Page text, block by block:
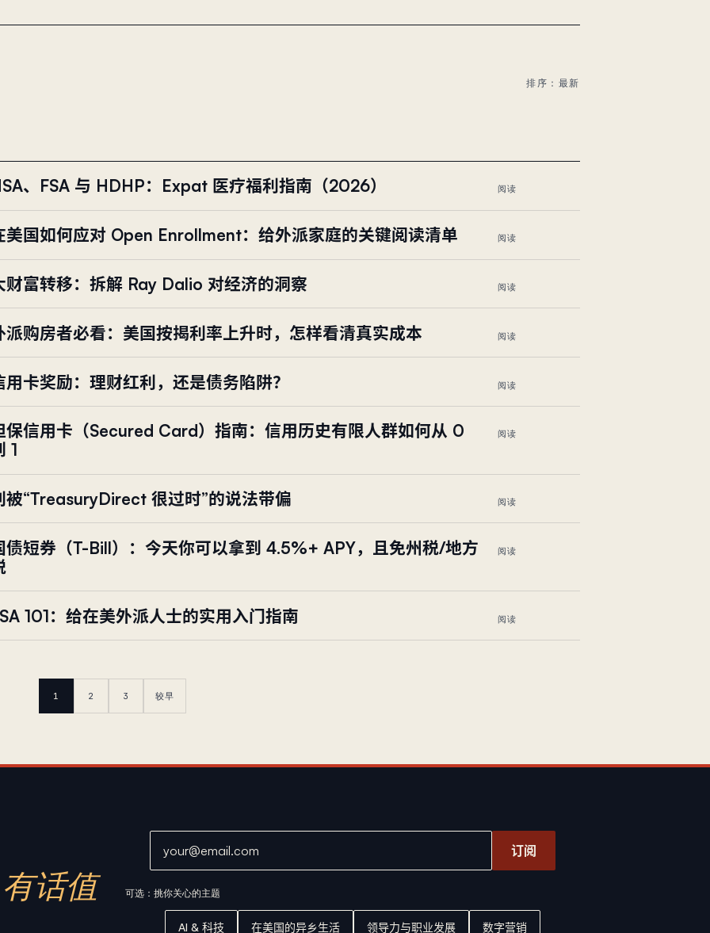
排序：最新
、FSA 与 HDHP：Expat 医疗福利指南（2026） 阅读
美国如何应对 Open Enrollment：给外派家庭的关键阅读清单 阅读
财富转移：拆解 Ray Dalio 对经济的洞察 阅读
派购房者必看：美国按揭利率上升时，怎样看清真实成本 阅读
用卡奖励：理财红利，还是债务陷阱？ 阅读
保信用卡（Secured Card）指南：信用历史有限人群如何从 0
1
阅读
被“TreasuryDirect 很过时”的说法带偏 阅读
债短券（T-Bill）：今天你可以拿到 4.5%+ APY，且免州税/地方
阅读
101：给在美外派人士的实用入门指南 阅读
1 2 3 较早
有话值
订阅
可选：挑你关心的主题
AI & 科技 在美国的异乡生活 领导力与职业发展 数字营销